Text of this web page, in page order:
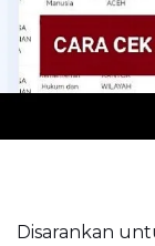
Disarankan